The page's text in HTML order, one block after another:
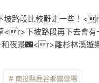
路段比較難走一些！
<r>下坡路段再下去會
夜景🌃<r>離杉林溪
# 南投縣鹿谷鄉露營場